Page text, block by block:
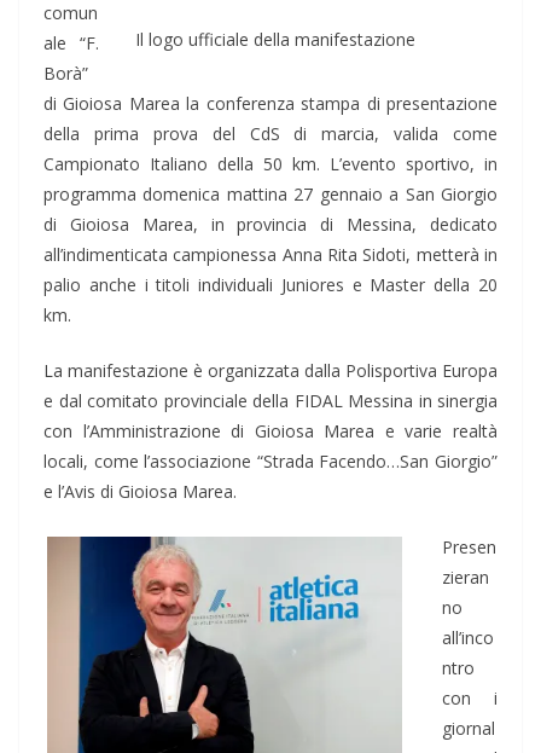
Il logo ufficiale della manifestazione
comun
ale “F.
Borà”
di Gioiosa Marea la conferenza stampa di presentazione
della prima prova del CdS di marcia, valida come
Campionato Italiano della 50 km. L’evento sportivo, in
programma domenica mattina 27 gennaio a San Giorgio
di Gioiosa Marea, in provincia di Messina, dedicato
all’indimenticata campionessa Anna Rita Sidoti, metterà in
palio anche i titoli individuali Juniores e Master della 20
km.
La manifestazione è organizzata dalla Polisportiva Europa
e dal comitato provinciale della FIDAL Messina in sinergia
con l’Amministrazione di Gioiosa Marea e varie realtà
locali, come l’associazione “Strada Facendo…San Giorgio”
e l’Avis di Gioiosa Marea.
Presen
zieran
no
all’inco
ntro
con i
giornal